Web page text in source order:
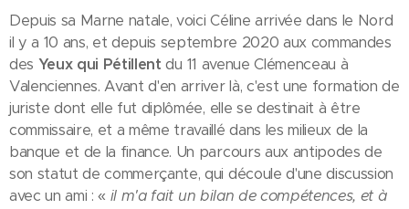
Depuis sa Marne natale, voici Céline arrivée dans le Nord
il y a 10 ans, et depuis septembre 2020 aux commandes
des Yeux qui Pétillentdu 11 avenue Clémenceau à
Valenciennes. Avant d'en arriver là, c'est une formation de
juriste dont elle fut diplômée, elle se destinait à être
commissaire, et a même travaillé dans les milieux de la
banque et de la finance. Un parcours aux antipodes de
son statut de commerçante, qui découle d'une discussion
avec un ami : « il m'a fait un bilan de compétences, et à